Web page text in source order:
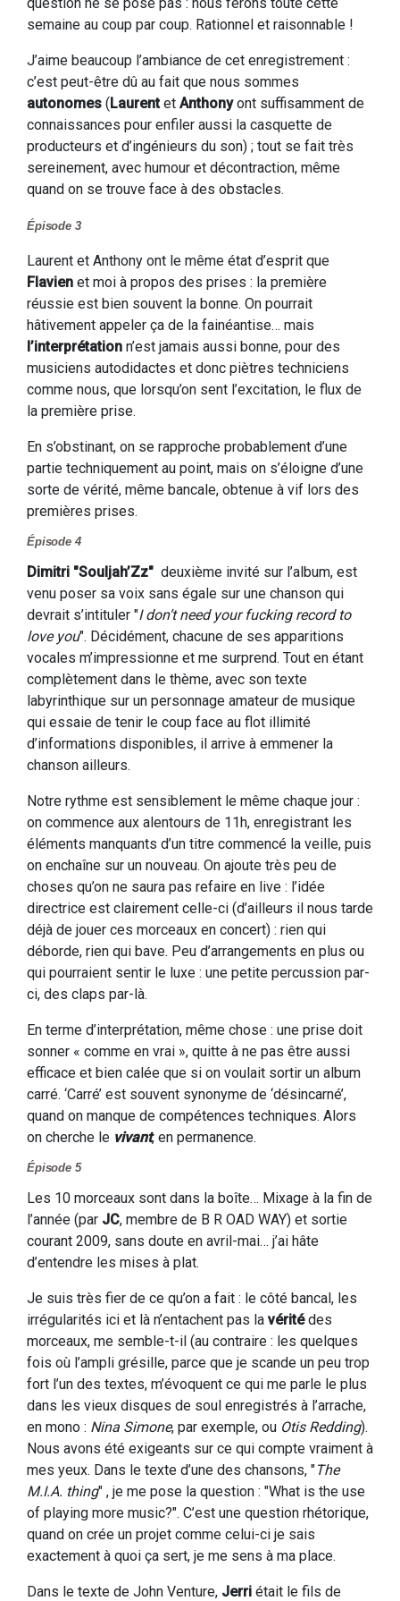
semaine au coup par coup. Rationnel et raisonnable !
J’aime beaucoup l’ambiance de cet enregistrement :
c’est peut-être dû au fait que nous sommes
autonomes (Laurentet Anthonyont suffisamment de
connaissances pour enfiler aussi la casquette de
producteurs et d’ingénieurs du son) ; tout se fait très
sereinement, avec humour et décontraction, même
quand on se trouve face à des obstacles.
Épisode 3
Laurent et Anthony ont le même état d’esprit que
Flavien et moi à propos des prises : la première
réussie est bien souvent la bonne. On pourrait
hâtivement appeler ça de la fainéantise… mais
l’interprétation n’est jamais aussi bonne, pour des
musiciens autodidactes et donc piètres techniciens
comme nous, que lorsqu’on sent l’excitation, le flux de
la première prise.
En s’obstinant, on se rapproche probablement d’une
partie techniquement au point, mais on s’éloigne d’une
sorte de vérité, même bancale, obtenue à vif lors des
premières prises.
Épisode 4
Dimitri "Souljah’Zz" deuxième invité sur l’album, est
venu poser sa voix sans égale sur une chanson qui
devrait s’intituler "I don’t need your fucking record to
love you". Décidément, chacune de ses apparitions
vocales m’impressionne et me surprend. Tout en étant
complètement dans le thème, avec son texte
labyrinthique sur un personnage amateur de musique
qui essaie de tenir le coup face au flot illimité
d’informations disponibles, il arrive à emmener la
chanson ailleurs.
Notre rythme est sensiblement le même chaque jour :
on commence aux alentours de 11h, enregistrant les
éléments manquants d’un titre commencé la veille, puis
on enchaîne sur un nouveau. On ajoute très peu de
choses qu’on ne saura pas refaire en live : l’idée
directrice est clairement celle-ci (d’ailleurs il nous tarde
déjà de jouer ces morceaux en concert) : rien qui
déborde, rien qui bave. Peu d’arrangements en plus ou
qui pourraient sentir le luxe : une petite percussion par-
ci, des claps par-là.
En terme d’interprétation, même chose : une prise doit
sonner « comme en vrai », quitte à ne pas être aussi
efficace et bien calée que si on voulait sortir un album
carré. ‘Carré’ est souvent synonyme de ‘désincarné’,
quand on manque de compétences techniques. Alors
on cherche le vivant, en permanence.
Épisode 5
Les 10 morceaux sont dans la boîte… Mixage à la fin de
l’année (par JC, membre de B R OAD WAY) et sortie
courant 2009, sans doute en avril-mai… j’ai hâte
d’entendre les mises à plat.
Je suis très fier de ce qu’on a fait : le côté bancal, les
irrégularités ici et là n’entachent pas la véritédes
morceaux, me semble-t-il (au contraire : les quelques
fois où l’ampli grésille, parce que je scande un peu trop
fort l’un des textes, m’évoquent ce qui me parle le plus
dans les vieux disques de soul enregistrés à l’arrache,
en mono : Nina Simone, par exemple, ou Otis Redding).
Nous avons été exigeants sur ce qui compte vraiment à
mes yeux. Dans le texte d’une des chansons, "The
M.I.A. thing" , je me pose la question : "What is the use
of playing more music?". C’est une question rhétorique,
quand on crée un projet comme celui-ci je sais
exactement à quoi ça sert, je me sens à ma place.
Dans le texte de John Venture, Jerri était le fils de